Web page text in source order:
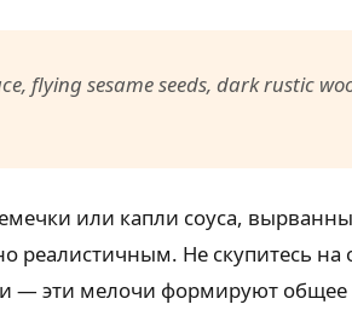
flying sesame seeds, dark rustic
или капли соуса,
Не скупитесь на
— эти мелочи формируют общее